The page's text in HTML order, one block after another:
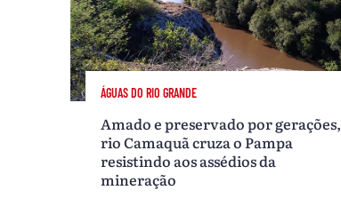
ÁGUAS DO RIO GRANDE
Amado e preservado por gerações,
rio Camaquã cruza o Pampa
resistindo aos assédios da
mineração